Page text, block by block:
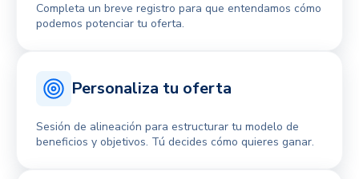
Completa un breve registro para que entendamos cómo
podemos potenciar tu oferta.
Personaliza tu oferta
Sesión de alineación para estructurar tu modelo de
beneficios y objetivos. Tú decides cómo quieres ganar.